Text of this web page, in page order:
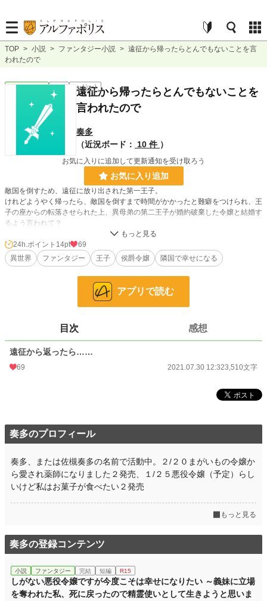
TOP > 小説 > ファンタジー小説 > 遠征から帰ったらとんでもないことを言
われたので
ファンタジー 完結 ｼｮｰﾄｼｮｰﾄ
遠征から帰ったらとんでもないことを
言われたので
奏多
（近況ボード：
10 件 ）
お気に入りに追加して更新通知を受け取ろう
お気に入り追加
敵国を倒すため、遠征に放り出された第一王子。
けれどようやく帰ったら、敵国を倒すまで時間がかかったと難癖をつけられ、王
子の座からの転落させられた上、異母弟の第二王子が婚約破棄した令嬢と結婚す
るよう言われて？
小説 31,208 位 / 228,968 件
3,510
更新日時 2021.07.30 12:32
月間ポイント 273 pt (45,171 位)
年間ポイント 1,099 pt (82,276 位)
累計ポイント 34,132 pt (54,581 位)
24h.ポイント 14pt
69
異世界
ファンタジー 王子 侯爵令嬢 隣国で幸せになる
アプリで読む
目次 感想
遠征から返ったら……
69 2021.07.30 12:323,510文字
奏多のプロフィール
奏多、または佐槻奏多の名前で活動中。２/２０まがいもの令嬢か
ら愛され薬師になりました２発売、１/２５悪役令嬢（予定）らし
いけど私はお菓子が食べたい２発売
もっと見る
奏多の登録コンテンツ
小説 ファンタジー 完結 短編 R15
しがない悪役令嬢ですが今度こそは幸せになりたい ～義妹に立場
を奪われた私、死に戻ったので精霊使いとして生きようと思いま